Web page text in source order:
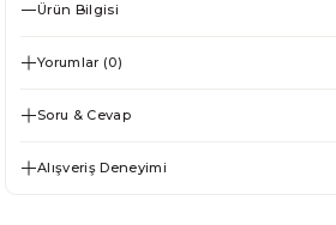
Ürün Bilgisi
Yorumlar (0)
Soru & Cevap
Alışveriş Deneyimi